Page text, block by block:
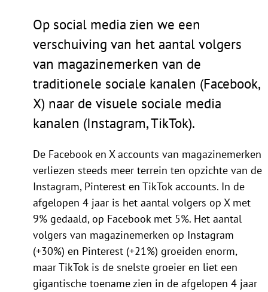
Op social media zien we een
verschuiving van het aantal volgers
van magazinemerken van de
traditionele sociale kanalen (Facebook,
X) naar de visuele sociale media
kanalen (Instagram, TikTok).
De Facebook en X accounts van magazinemerken
verliezen steeds meer terrein ten opzichte van de
Instagram, Pinterest en TikTok accounts. In de
afgelopen 4 jaar is het aantal volgers op X met
9% gedaald, op Facebook met 5%. Het aantal
volgers van magazinemerken op Instagram
(+30%) en Pinterest (+21%) groeiden enorm,
maar TikTok is de snelste groeier en liet een
gigantische toename zien in de afgelopen 4 jaar